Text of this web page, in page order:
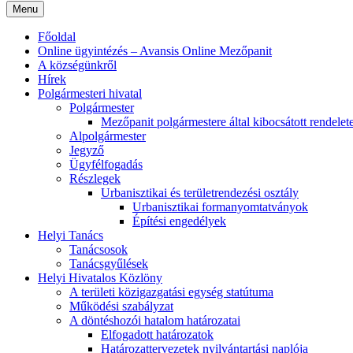
Menu
Főoldal
Online ügyintézés – Avansis Online Mezőpanit
A községünkről
Hírek
Polgármesteri hivatal
Polgármester
Mezőpanit polgármestere által kibocsátott
Alpolgármester
Jegyző
Ügyfélfogadás
Részlegek
Urbanisztikai és területrendezési osztály
Urbanisztikai formanyomtatványok
Építési engedélyek
Helyi Tanács
Tanácsosok
Tanácsgyűlések
Helyi Hivatalos Közlöny
A területi közigazgatási egység statútuma
Működési szabályzat
A döntéshozói hatalom határozatai
Elfogadott határozatok
Határozattervezetek nyilvántartási naplója